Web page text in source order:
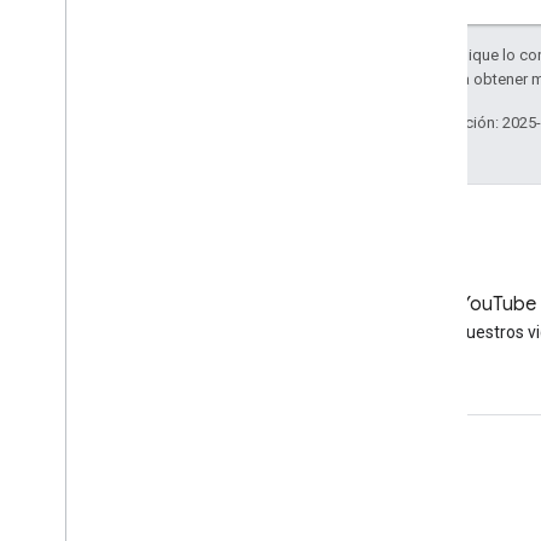
Salvo que se indique lo
. Para
Última actualización:
YouTube
Mire nuestros